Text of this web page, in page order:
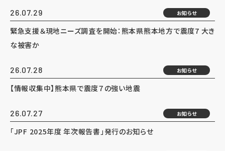
26.07.29 お知らせ
緊急支援＆現地ニーズ調査を開始：熊本県熊本地方で震度7 大き
な被害か
26.07.28 お知らせ
【情報収集中】熊本県で震度７の強い地震
26.07.27 お知らせ
「JPF 2025年度 年次報告書」発行のお知らせ